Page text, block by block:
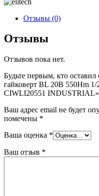
Отзывы (0)
Отзывы
Отзывов пока нет.
Будьте первым, кто
гайковерт BL 20В 550Hm
CIWLI20551 INDUSTRIAL»
Ваш адрес email не будет
помечены *
Ваша оценка *
Ваш отзыв *